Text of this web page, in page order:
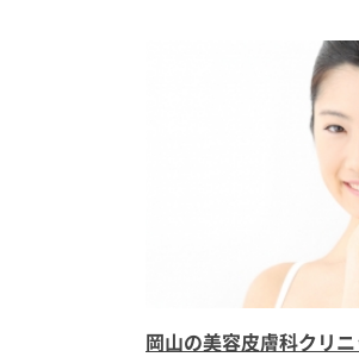
岡山の美容皮膚科クリ